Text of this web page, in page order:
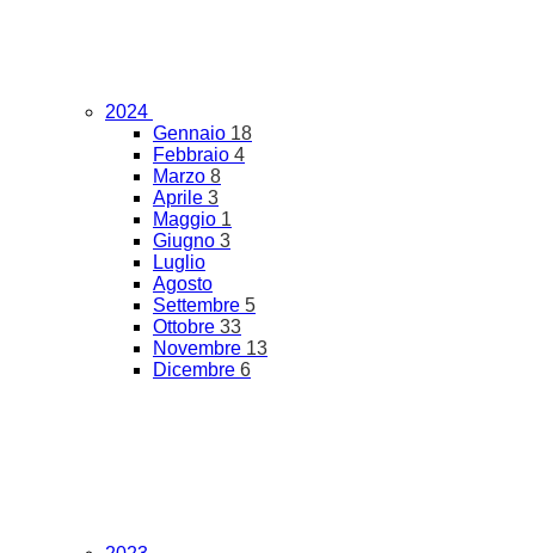
2024
Gennaio 18
Febbraio 4
Marzo 8
Aprile 3
Maggio 1
Giugno 3
Luglio
Agosto
Settembre 5
Ottobre 33
Novembre 13
Dicembre 6